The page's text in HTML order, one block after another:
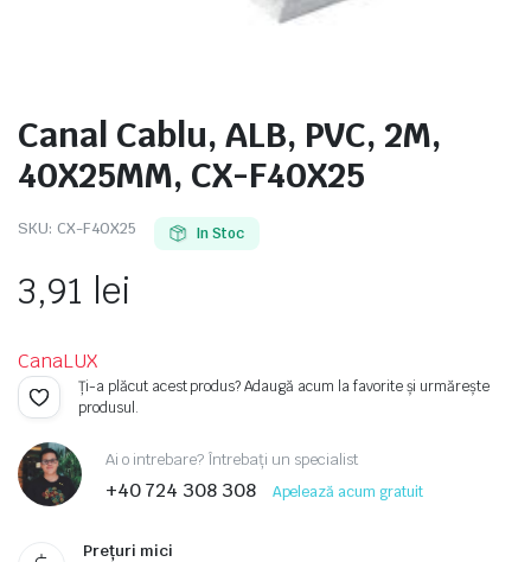
Canal Cablu, ALB, PVC, 2M,
40X25MM, CX-F40X25
SKU: CX-F40X25 In Stoc
3,91 lei
CanaLUX
Ți-a plăcut acest produs? Adaugă acum la favorite și urmărește
produsul.
Ai o intrebare? Întrebați un specialist
+40 724 308 308 Apelează acum gratuit
Prețuri mici